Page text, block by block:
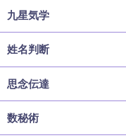
九星気学
姓名判断
思念伝達
数秘術